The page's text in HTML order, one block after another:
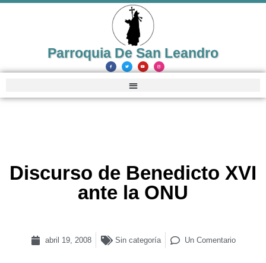
Parroquia De San Leandro
Discurso de Benedicto XVI
ante la ONU
abril 19, 2008 Sin categoría Un Comentario